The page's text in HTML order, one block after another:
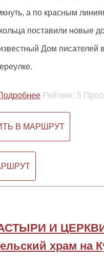
а по красным
поставили новые
Дом писателей в
Рейтинг: 5
В МАРШРУТ
И
храм на